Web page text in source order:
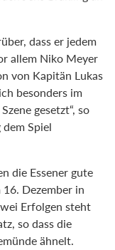
dass er jedem
allem Niko Meyer
von Kapitän Lukas
besonders im
gesetzt“, so
Spiel
die Essener gute
Dezember in
Erfolgen steht
so dass die
ähnelt.